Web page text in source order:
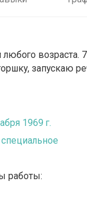
возраста.
запускаю
1969 г.
работы: